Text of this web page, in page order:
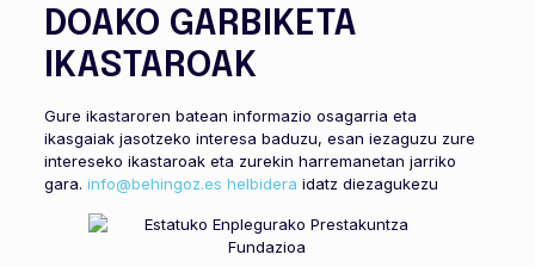
DOAKO GARBIKETA
IKASTAROAK
Gure ikastaroren batean informazio osagarria eta
ikasgaiak jasotzeko interesa baduzu, esan iezaguzu zure
intereseko ikastaroak eta zurekin harremanetan jarriko
gara. info@behingoz.es helbidera idatz diezagukezu